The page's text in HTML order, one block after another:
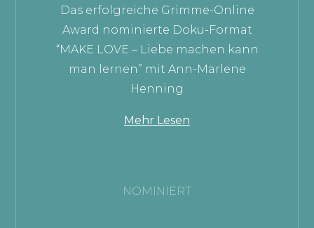
Das erfolgreiche Grimme-Online
Award nominierte Doku-Format
“MAKE LOVE – Liebe machen kann
man lernen” mit Ann-Marlene
Henning
Mehr Lesen
NOMINIERT